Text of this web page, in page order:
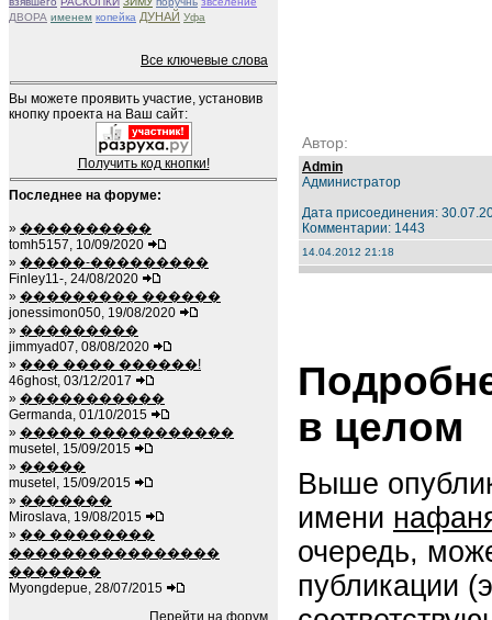
ДВОРА именем копейка ДУНАЙ Уфа
Все ключевые слова
Вы можете проявить участие, установив
кнопку проекта на Ваш сайт:
Получить код кнопки!
Последнее на форуме:
» ����������
tomh5157, 10/09/2020
» �����-���������
Finley11-, 24/08/2020
» ��������� ������
jonessimon050, 19/08/2020
» ���������
jimmyad07, 08/08/2020
» ��� ���� ������!
46ghost, 03/12/2017
» �����������
Germanda, 01/10/2015
» ����� �����������
musetel, 15/09/2015
» �����
musetel, 15/09/2015
» �������
Miroslava, 19/08/2015
» �� ��������
����������������
�������
Myongdepue, 28/07/2015
Перейти на форум
Автор:
Admin
Администратор
Дата присоединения:
Комментарии: 1443
14.04.2012 21:18
в целом
Выше
имени
очередь,
публикации